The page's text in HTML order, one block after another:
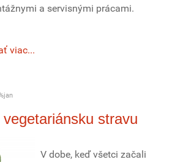
a servisnými prácami.
viac...
stravu
V dobe, keď všetci začali